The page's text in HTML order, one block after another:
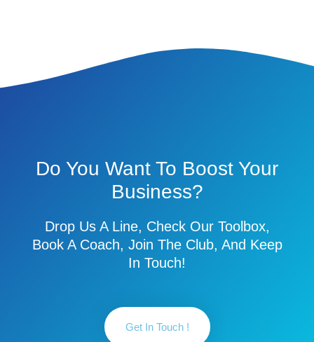
Do You Want To Boost Your
Business?
Drop Us A Line, Check Our Toolbox,
Book A Coach, Join The Club, And Keep
In Touch!
Get In Touch !